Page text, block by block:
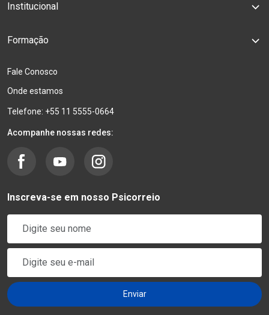
Institucional
Formação
Fale Conosco
Onde estamos
Telefone: +55 11 5555-0664
Acompanhe nossas redes:
Inscreva-se em nosso Psicorreio